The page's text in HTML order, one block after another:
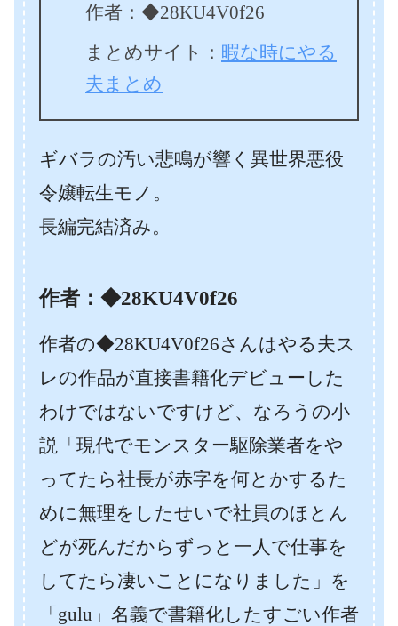
作者：◆28KU4V0f26
まとめサイト： 暇な時にやる
夫まとめ
ギバラの汚い悲鳴が響く異世界悪役
令嬢転生モノ。
長編完結済み。
作者：◆28KU4V0f26
作者の◆28KU4V0f26さんはやる夫ス
レの作品が直接書籍化デビューした
わけではないですけど、なろうの小
説「現代でモンスター駆除業者をや
ってたら社長が赤字を何とかするた
めに無理をしたせいで社員のほとん
どが死んだからずっと一人で仕事を
してたら凄いことになりました」を
「gulu」名義で書籍化したすごい作者